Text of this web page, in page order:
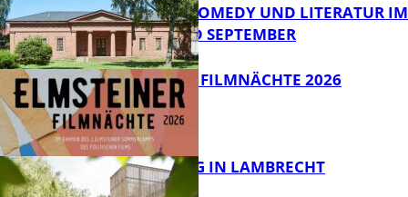
FB Kultur
FB Kultur
KABARETT, COMEDY UND LITERATUR IM
AUGUST UND SEPTEMBER
ELMSTEINER FILMNÄCHTE 2026
ERLEBNISTAG IN LAMBRECHT